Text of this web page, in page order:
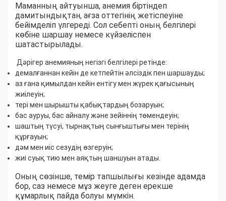
Маманның айтуынша, анемия біртіндеп
дамитындықтан, ағза оттегінің жетіспеуіне
бейімделіп үлгереді. Сол себепті оның белгілері
көбіне шаршау немесе күйзеліспен
шатастырылады.
Дәрігер анемияның негізгі белгілері ретінде:
демалғаннан кейін де кетпейтін әлсіздік пен шаршауды;
аз ғана қимылдан кейін ентігу мен жүрек қағысының
жиілеуін;
тері мен шырышты қабықтардың бозаруын;
бас ауруы, бас айналу және зейіннің төмендеуін;
шаштың түсуі, тырнақтың сынғыштығы мен терінің
құрғауын;
дәм мен иіс сезудің өзгеруін;
жиі суық тию мен аяқтың шаншуын атады.
Оның сөзінше, темір тапшылығы кезінде адамда
бор, саз немесе мұз жеуге деген ерекше
құмарлық пайда болуы мүмкін.